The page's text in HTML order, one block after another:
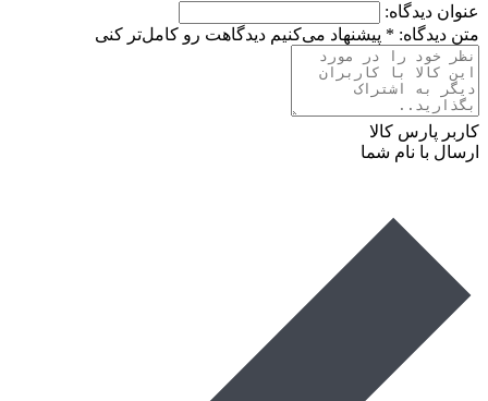
عنوان دیدگاه:
متن دیدگاه: * پیشنهاد می‌کنیم دیدگاهت رو کامل‌تر کنی
کاربر پارس کالا
ارسال با نام شما